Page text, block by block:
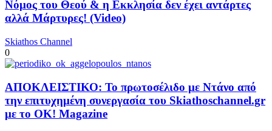
Νόμος του Θεού & η Εκκλησία δεν έχει αντάρτες
αλλά Μάρτυρες! (Video)
Skiathos Channel
0
ΑΠΟΚΛΕΙΣΤΙΚΟ: Το πρωτοσέλιδο με Ντάνο από
την επιτυχημένη συνεργασία του Skiathoschannel.gr
με το OK! Magazine